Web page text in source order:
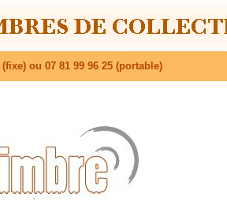
ou 07 81 99 96 25 (portable)